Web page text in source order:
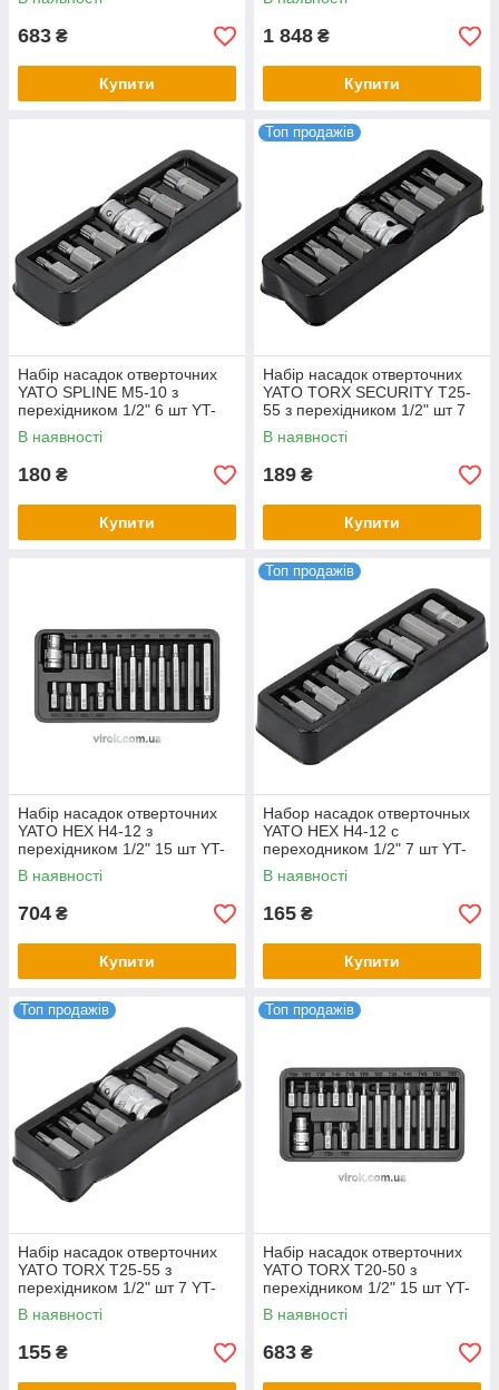
683 ₴
Купити
1 848 ₴
Купити
Набір насадок отверточних
YATO SPLINE M5-10 з
перехідником 1/2" 6 шт YT-
0414
В наявності
180 ₴
Купити
Топ продажів
Набір насадок отверточних
YATO TORX SECURITY T25-
55 з перехідником 1/2" шт 7
YT-0416
В наявності
189 ₴
Купити
Набір насадок отверточних
YATO НЕХ H4-12 з
перехідником 1/2" 15 шт YT-
0413
В наявності
704 ₴
Купити
Топ продажів
Набор насадок отверточных
YATO НЕХ H4-12 с
переходником 1/2" 7 шт YT-
0412
В наявності
165 ₴
Купити
Топ продажів
Набір насадок отверточних
YATO ТОRХ Т25-55 з
перехідником 1/2" шт 7 YT-
0410
В наявності
155 ₴
Топ продажів
Набір насадок отверточних
YATO ТОRХ T20-50 з
перехідником 1/2" 15 шт YT-
0411
В наявності
683 ₴